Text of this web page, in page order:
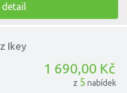
Ikey
1 690,00 Kč
z 5 nabídek